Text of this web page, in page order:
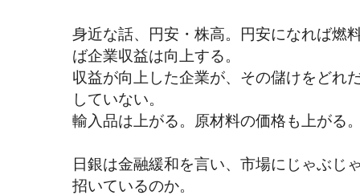
身近な話、円安・株高。円安になれば燃
ば企業収益は向上する。
収益が向上した企業が、その儲けをどれ
していない。
輸入品は上がる。原材料の価格も上がる
日銀は金融緩和を言い、市場にじゃぶじ
招いているのか。